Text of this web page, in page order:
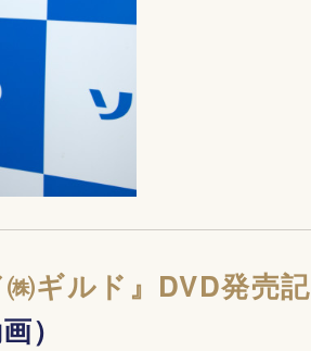
ギルド』DVD発売記
）